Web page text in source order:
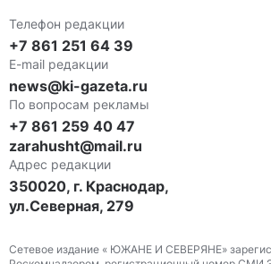
Телефон редакции
+7 861 251 64 39
E-mail редакции
news@ki-gazeta.ru
По вопросам рекламы
+7 861 259 40 47
zarahusht@mail.ru
Адрес редакции
350020, г. Краснодар,
ул.Северная, 279
Сетевое издание « ЮЖАНЕ И СЕВЕРЯНЕ»